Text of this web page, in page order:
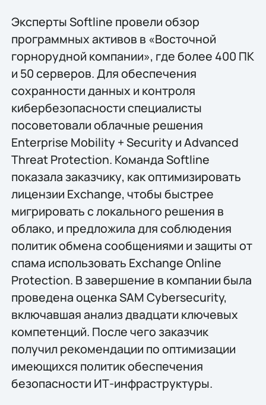
Эксперты Softline провели обзор
программных активов в «Восточной
горнорудной компании», где более 400 ПК
и 50 серверов. Для обеспечения
сохранности данных и контроля
кибербезопасности специалисты
посоветовали облачные решения
Enterprise Mobility + Security и Advanced
Threat Protection. Команда Softline
показала заказчику, как оптимизировать
лицензии Exchange, чтобы быстрее
мигрировать с локального решения в
облако, и предложила для соблюдения
политик обмена сообщениями и защиты от
спама использовать Exchange Online
Protection. В завершение в компании была
проведена оценка SAM Cybersecurity,
включавшая анализ двадцати ключевых
компетенций. После чего заказчик
получил рекомендации по оптимизации
имеющихся политик обеспечения
безопасности ИТ-инфраструктуры.